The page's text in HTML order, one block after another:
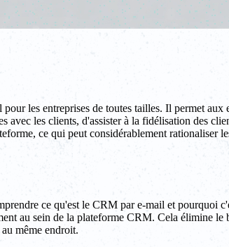
les entreprises de toutes tailles. Il permet aux
les clients, d'assister à la fidélisation des
ce qui peut considérablement
ce qu'est le CRM par e-mail et
au sein de la plateforme CRM. Cela élimine
même endroit.